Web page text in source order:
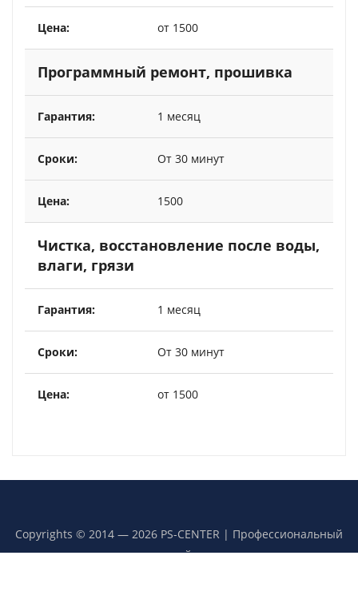
от 1500
Программный ремонт, прошивка
1 месяц
От 30 минут
1500
Чистка, восстановление после воды,
влаги, грязи
1 месяц
От 30 минут
от 1500
Copyrights © 2014 — 2026 PS-CENTER | Профессиональный
сервисный центр